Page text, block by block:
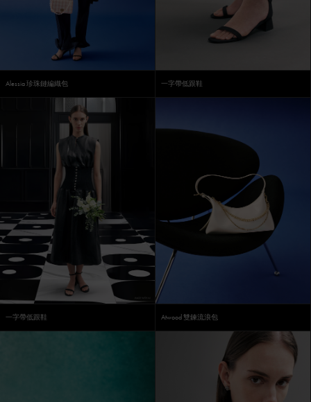
Alessia 珍珠鏈編織包 一字帶低跟鞋
Atwood 雙鍊流浪包
一字帶低跟鞋